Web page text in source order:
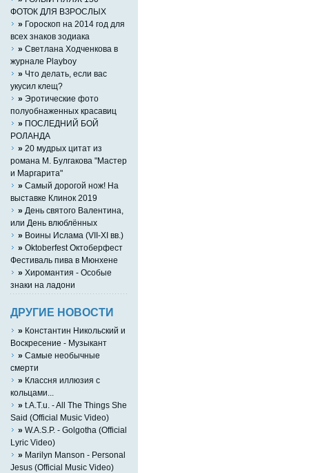
ФОТОК ДЛЯ ВЗРОСЛЫХ
» Гороскоп на 2014 год для
всех знаков зодиака
» Светлана Ходченкова в
журнале Playboy
» Что делать, если вас
укусил клещ?
» Эротические фото
полуобнаженных красавиц
» ПОСЛЕДНИЙ БОЙ
РОЛАНДА
» 20 мудрых цитат из
романа М. Булгакова "Мастер
и Маргарита"
» Самый дорогой нож! На
выставке Клинок 2019
» День святого Валентина,
или День влюблённых
» Воины Ислама (VII-XI вв.)
» Oktoberfest Октоберфест
Фестиваль пива в Мюнхене
» Хиромантия - Особые
знаки на ладони
ДРУГИЕ НОВОСТИ
» Константин Никольский и
Воскресение - Музыкант
» Самые необычные
смерти
» Классня иллюзия с
кольцами...
» t.A.T.u. - All The Things She
Said (Official Music Video)
» W.A.S.P. - Golgotha (Official
Lyric Video)
» Marilyn Manson - Personal
Jesus (Official Music Video)